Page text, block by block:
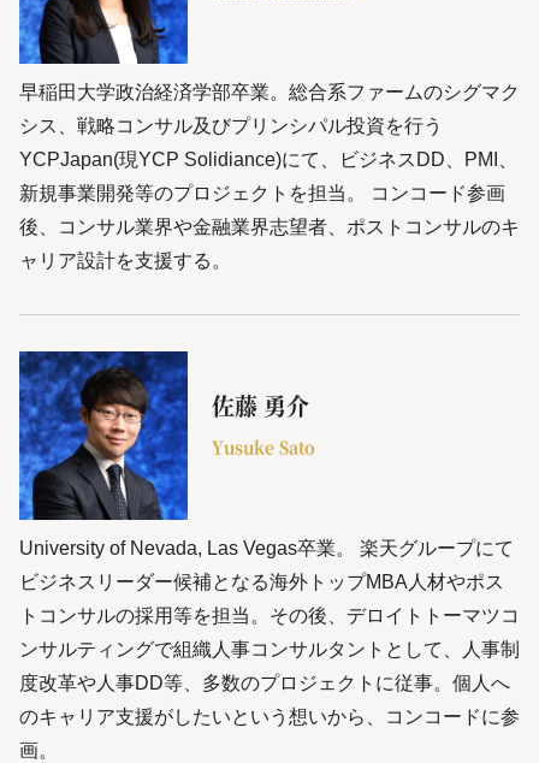
早稲田大学政治経済学部卒業。総合系ファームのシグマク
シス、戦略コンサル及びプリンシパル投資を行う
YCPJapan(現YCP Solidiance)にて、ビジネスDD、PMI、
新規事業開発等のプロジェクトを担当。 コンコード参画
後、コンサル業界や金融業界志望者、ポストコンサルのキ
ャリア設計を支援する。
佐藤 勇介
Yusuke Sato
University of Nevada, Las Vegas卒業。 楽天グループにて
ビジネスリーダー候補となる海外トップMBA人材やポス
トコンサルの採用等を担当。その後、デロイトトーマツコ
ンサルティングで組織人事コンサルタントとして、人事制
度改革や人事DD等、多数のプロジェクトに従事。個人へ
のキャリア支援がしたいという想いから、コンコードに参
画。